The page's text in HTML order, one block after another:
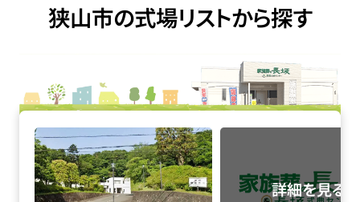
狭山市の式場リストから探す
広域飯能斎場の詳細へ